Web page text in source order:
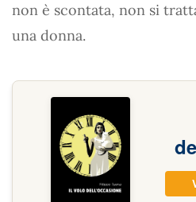
non è scontata, non si
una donna.